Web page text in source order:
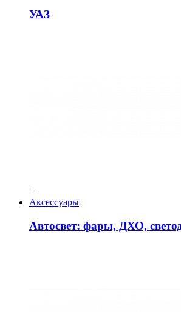
УАЗ
+
Аксессуары
Автосвет: фары, ДХО,